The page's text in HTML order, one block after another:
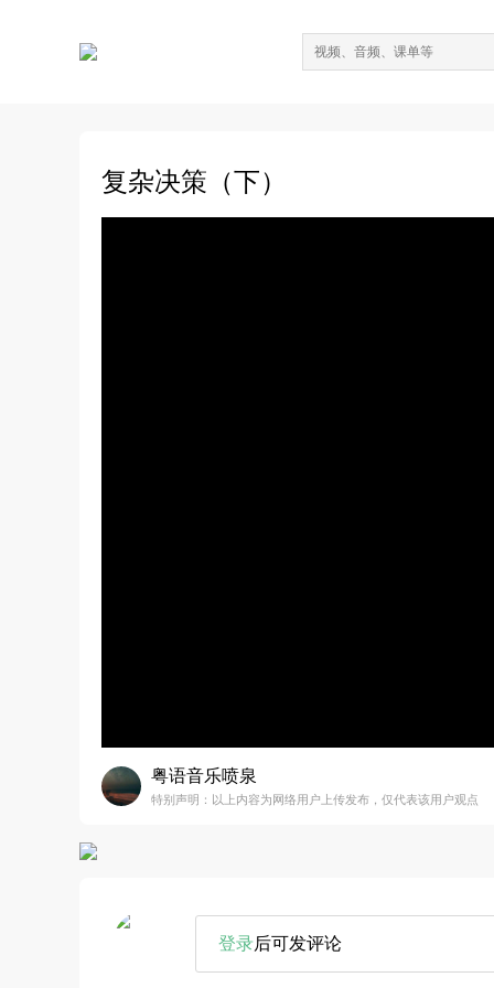
复杂决策（下）
粤语音乐喷泉
特别声明：以上内容为网络用户上传发布，仅代表该用户观点
登录后可发评论